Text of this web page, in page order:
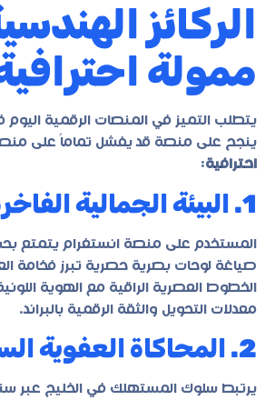
الركائز
ممولة احترافية
يتطلب التميز في المنصات الرقمية
ينجح على منصة قد يفشل تماماً على منصة
احترافية:
1. البيئة الجمالية الفاخرة: اعلانات انستغرام مربحة
المستخدم على منصة انستغرام يتمتع
صياغة لوحات بصرية حصرية تبرز فخامة
الخطوط العصرية الراقية مع الهوية
معدلات التحويل والثقة الرقمية بالبراند.
2. المحاكاة العفوية السريعة: تصميم إعلانات سناب شات وتيك توك
يرتبط سلوك المستهلك في الخليج عبر